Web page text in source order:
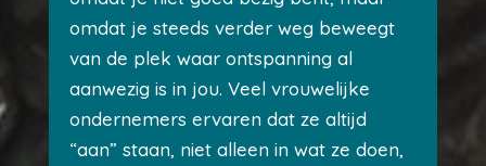
omdat je steeds verder weg beweegt
van de plek waar ontspanning al
aanwezig is in jou. Veel vrouwelijke
ondernemers ervaren dat ze altijd
“aan” staan, niet alleen in wat ze doen,